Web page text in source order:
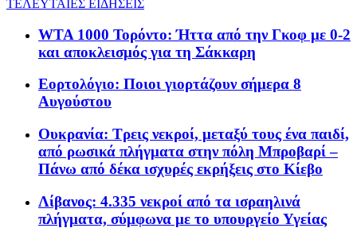
ΤΕΛΕΥΤΑΙΕΣ ΕΙΔΗΣΕΙΣ
WTA 1000 Τορόντο: Ήττα από την Γκοφ με 0-2
και αποκλεισμός για τη Σάκκαρη
Εορτολόγιο: Ποιοι γιορτάζουν σήμερα 8
Αυγούστου
Ουκρανία: Τρεις νεκροί, μεταξύ τους ένα παιδί,
από ρωσικά πλήγματα στην πόλη Μπροβαρί –
Πάνω από δέκα ισχυρές εκρήξεις στο Κίεβο
Λίβανος: 4.335 νεκροί από τα ισραηλινά
πλήγματα, σύμφωνα με το υπουργείο Υγείας